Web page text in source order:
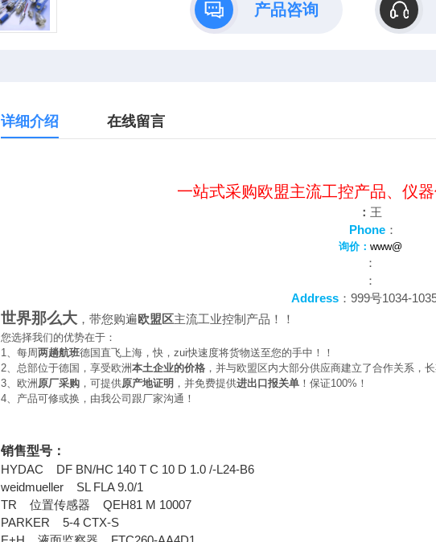
产品咨询
详细介绍 在线留言
一站式采购欧盟主流工控产品、仪
： 王
Phone ：
询价： www@
：
：
Address：999号1034-
世界那么大 ，带您购遍欧盟区主流工业控制产品！！
您选择我们的优势在于：
1、每周两趟航班德国直飞上海，快，zui快速度将货物送至您的手中！！
2、总部位于德国，享受欧洲本土企业的价格 ，并与欧盟区内大部分供应商建立了合作关系，
3、欧洲 原厂采购 ，可提供原产地证明 ，并免费提供进出口报关单 ！保证100%！
4、产品可修或换，由我公司跟厂家沟通！
销售型号：
HYDAC DF BN/HC 140 T C 10 D 1.0 /-L24-B6
weidmueller SL FLA 9.0/1
TR位置传感器
QEH81 M 10007
PARKER 5-4 CTX-S